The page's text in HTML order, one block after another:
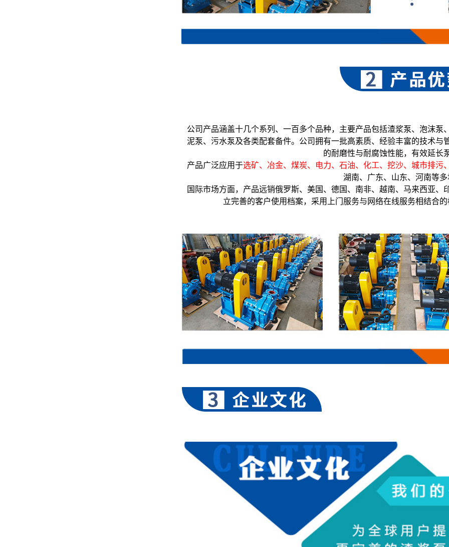
公司产品涵盖十几个系列、一百多个品种，主要产品包括渣浆泵、泡沫
泥泵、污水泵及各类配套备件。公司拥有一批高素质、经验丰富的技术
的耐磨性与耐腐蚀性能，有效延长
产品广泛应用于选矿、冶金、煤炭、电力、石油、化工、挖沙、城市排污
湖南、广东、山东、河南等
国际市场方面，产品远销俄罗斯、美国、德国、南非、越南、马来西亚
立完善的客户使用档案，采用上门服务与网络在线服务相结合